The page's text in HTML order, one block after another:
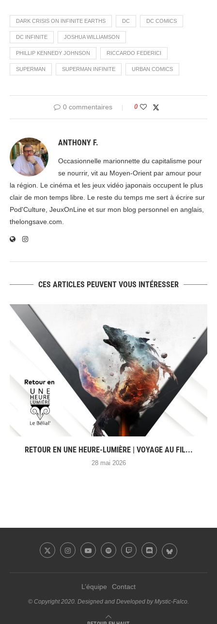
DARK CRISIS ON INFINITE EARTHS DC DC COMICS
DC INFINITE JOSHUA WILLIAMSON
PHILLIP KENNEDY JOHNSON RICCARDO FEDERICI
SUPERMAN SUPERMAN INFINITE URBAN COMICS
0 commentaires 0
ANTHONY F.
Occasionnelle marionnette du capitalisme pour
se nourrir, vit au Moyen-Orient par amour pour
la région. Le cinéma et les jeux vidéo japonais occupent le plus
clair de mon temps libre. Le reste du temps me sert à écrire sur
Pod'Culture, JeuxOnLine et sur mon blog personnel en anglais,
thelongsave.com.
CES ARTICLES PEUVENT VOUS INTÉRESSER
RETOUR EN UNE HEURE-LUMIÈRE | VOYAGE AU FIL...
28 mai 2026
L’équipe Contact
© Copyright 2020. Designed and Developed by Mystic-Falco.